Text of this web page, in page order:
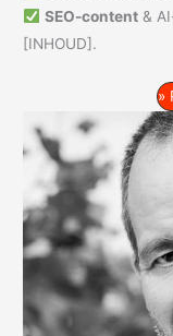
SEO-content&
[INHOUD].
»